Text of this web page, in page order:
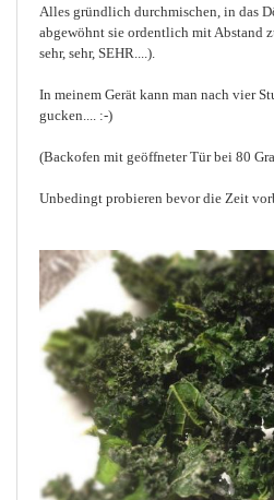
Alles gründlich durchmischen, in das
abgewöhnt sie ordentlich mit Abstand
sehr, sehr, SEHR....).
In meinem Gerät kann man nach vier
gucken.... :-)
(Backofen mit geöffneter Tür bei 80
Unbedingt probieren bevor die Zeit